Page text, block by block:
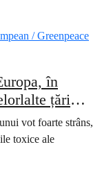
în
țări
vot foarte strâns,
toxice ale